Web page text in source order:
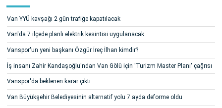
Van YYÜ kavşağı 2 gün trafiğe kapatılacak
Van'da 7 ilçede planlı elektrik kesintisi uygulanacak
Vanspor'un yeni başkanı Özgür İreç İlhan kimdir?
İş insanı Zahir Kandaşoğlu'ndan Van Gölü için 'Turizm Master Planı' çağrısı
Vanspor'da beklenen karar çıktı
Van Büyükşehir Belediyesinin alternatif yolu 7 ayda deforme oldu